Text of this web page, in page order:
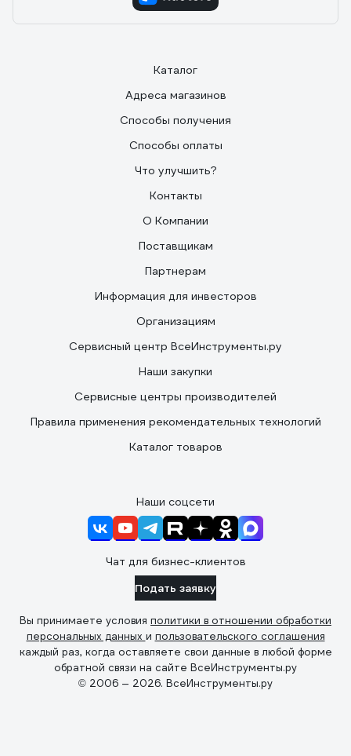
Каталог
Адреса магазинов
Способы получения
Способы оплаты
Что улучшить?
Контакты
О Компании
Поставщикам
Партнерам
Информация для инвесторов
Организациям
Сервисный центр ВсеИнструменты.ру
Наши закупки
Сервисные центры производителей
Правила применения рекомендательных технологий
Каталог товаров
Наши соцсети
Чат для бизнес-клиентов
Подать заявку
Вы принимаете условия политики в отношении обработки
персональных данных и пользовательского соглашения
каждый раз, когда оставляете свои данные в любой форме
обратной связи на сайте ВсеИнструменты.ру
© 2006 — 2026. ВсеИнструменты.ру